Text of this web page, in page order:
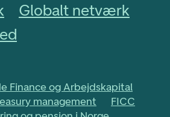
Globalt netværk
Finance og Arbejdskapital
management
FICC